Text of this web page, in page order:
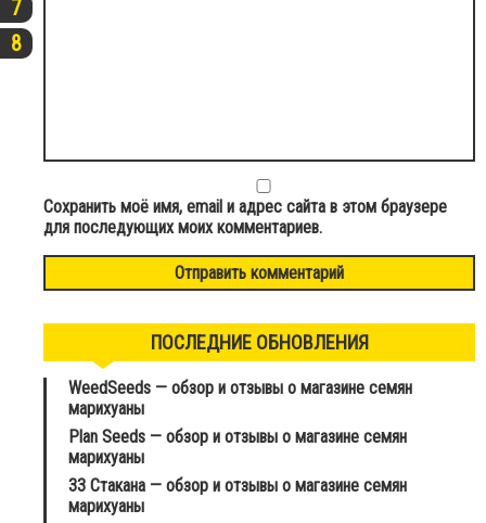
7
8
Сохранить моё имя, email и адрес сайта в этом браузере
для последующих моих комментариев.
ПОСЛЕДНИЕ ОБНОВЛЕНИЯ
WeedSeeds — обзор и отзывы о магазине семян
марихуаны
Plan Seeds — обзор и отзывы о магазине семян
марихуаны
33 Стакана — обзор и отзывы о магазине семян
марихуаны